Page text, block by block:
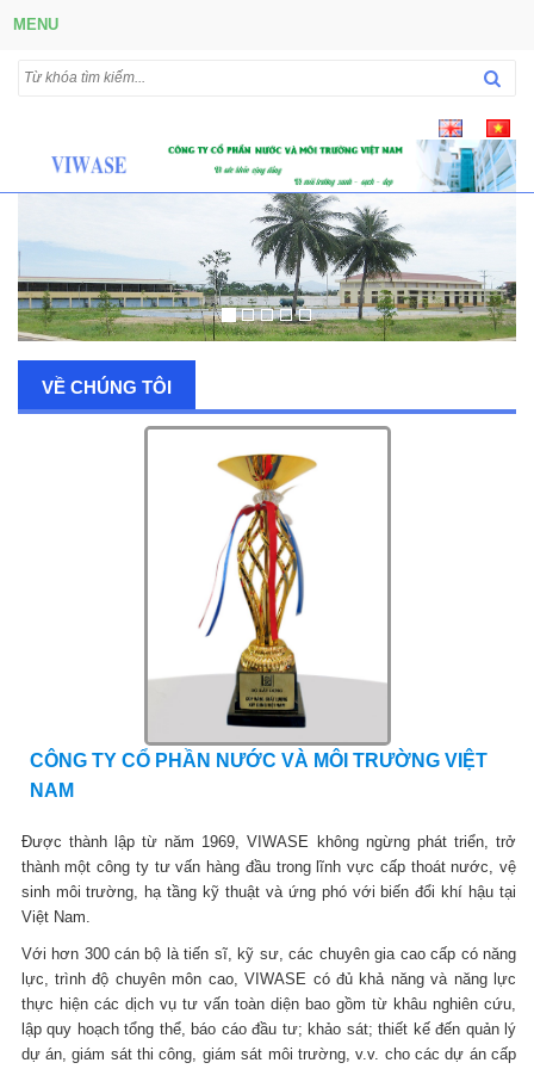
MENU
VỀ CHÚNG TÔI
CÔNG TY CỔ PHẦN NƯỚC VÀ MÔI TRƯỜNG VIỆT
NAM
Được thành lập từ năm 1969, VIWASE không ngừng phát triển, trở
thành một công ty tư vấn hàng đầu trong lĩnh vực cấp thoát nước, vệ
sinh môi trường, hạ tầng kỹ thuật và ứng phó với biến đổi khí hậu tại
Việt Nam.
Với hơn 300 cán bộ là tiến sĩ, kỹ sư, các chuyên gia cao cấp có năng
lực, trình độ chuyên môn cao, VIWASE có đủ khả năng và năng lực
thực hiện các dịch vụ tư vấn toàn diện bao gồm từ khâu nghiên cứu,
lập quy hoạch tổng thể, báo cáo đầu tư; khảo sát; thiết kế đến quản lý
dự án, giám sát thi công, giám sát môi trường, v.v. cho các dự án cấp